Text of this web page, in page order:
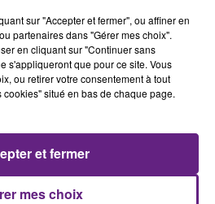
pour célébrer la
avec une
un défilé
Une multitude
le public de
et
les thèmes de la
sur "Accepter et fermer", ou affiner en
partenaires dans "Gérer mes choix".
en cliquant sur "Continuer sans
s'appliqueront que pour ce site. Vous
ou retirer votre consentement à tout
situé en bas de chaque page.
mes choix
et fermer